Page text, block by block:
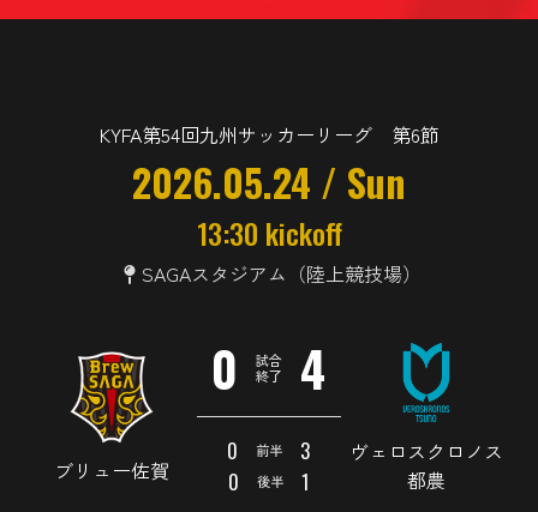
KYFA第54回九州サッカーリーグ 第6節
2026.05.24 / Sun
13:30 kickoff
SAGAスタジアム（陸上競技場）
ブリュー佐賀
0
試合
終了
4
0 前半
3
0
後半 1
ヴェロスクロノス
都農